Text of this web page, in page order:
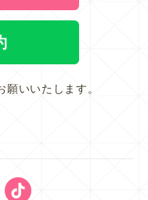
いいたします。